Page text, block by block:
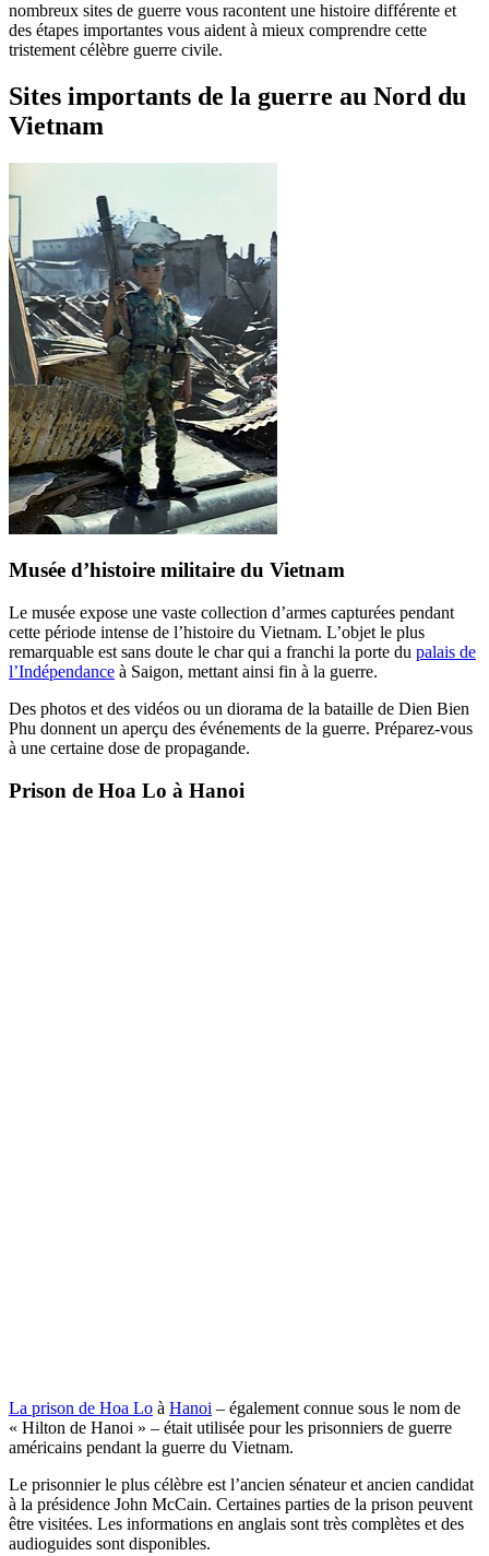
nombreux sites de guerre vous racontent une histoire différente et
des étapes importantes vous aident à mieux comprendre cette
tristement célèbre guerre civile.
Sites importants de la guerre au Nord du
Vietnam
Musée d’histoire militaire du Vietnam
Le musée expose une vaste collection d’armes capturées pendant
cette période intense de l’histoire du Vietnam. L’objet le plus
remarquable est sans doute le char qui a franchi la porte du palais de
l’Indépendance à Saigon, mettant ainsi fin à la guerre.
Des photos et des vidéos ou un diorama de la bataille de Dien Bien
Phu donnent un aperçu des événements de la guerre. Préparez-vous
à une certaine dose de propagande.
Prison de Hoa Lo à Hanoi
La prison de Hoa Lo à Hanoi – également connue sous le nom de
« Hilton de Hanoi » – était utilisée pour les prisonniers de guerre
américains pendant la guerre du Vietnam.
Le prisonnier le plus célèbre est l’ancien sénateur et ancien candidat
à la présidence John McCain. Certaines parties de la prison peuvent
être visitées. Les informations en anglais sont très complètes et des
audioguides sont disponibles.